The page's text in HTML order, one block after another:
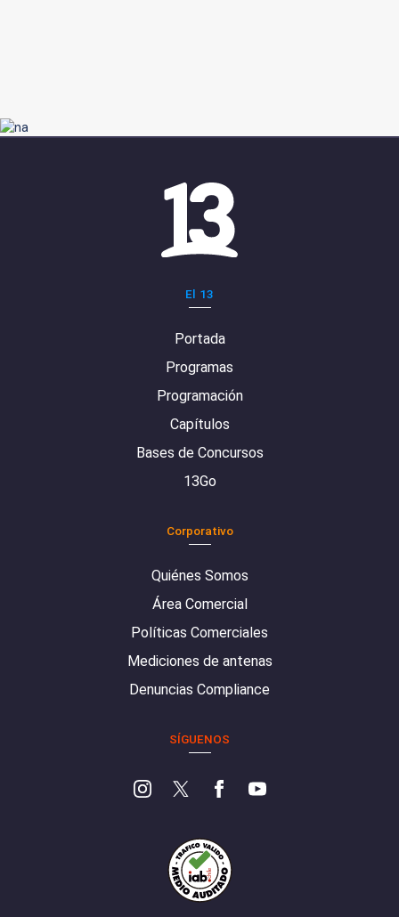
El 13
Portada
Programas
Programación
Capítulos
Bases de Concursos
13Go
Corporativo
Quiénes Somos
Área Comercial
Políticas Comerciales
Mediciones de antenas
Denuncias Compliance
SÍGUENOS